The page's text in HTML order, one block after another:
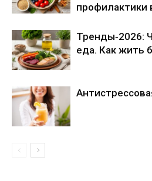
профилактики
Тренды‑2026:
еда. Как жить